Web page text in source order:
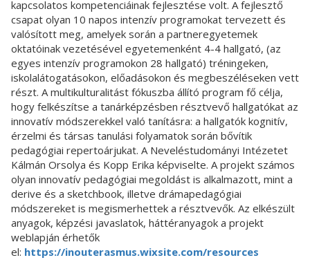
kapcsolatos kompetenciáinak fejlesztése volt. A fejlesztő
csapat olyan 10 napos intenzív programokat tervezett és
valósított meg, amelyek során a partneregyetemek
oktatóinak vezetésével egyetemenként 4-4 hallgató, (az
egyes intenzív programokon 28 hallgató) tréningeken,
iskolalátogatásokon, előadásokon és megbeszéléseken vett
részt. A multikulturalitást fókuszba állító program fő célja,
hogy felkészítse a tanárképzésben résztvevő hallgatókat az
innovatív módszerekkel való tanításra: a hallgatók kognitív,
érzelmi és társas tanulási folyamatok során bővítik
pedagógiai repertoárjukat. A Neveléstudományi Intézetet
Kálmán Orsolya és Kopp Erika képviselte. A projekt számos
olyan innovatív pedagógiai megoldást is alkalmazott, mint a
derive és a sketchbook, illetve drámapedagógiai
módszereket is megismerhettek a résztvevők. Az elkészült
anyagok, képzési javaslatok, háttéranyagok a projekt
weblapján érhetők
el: https://inouterasmus.wixsite.com/resources